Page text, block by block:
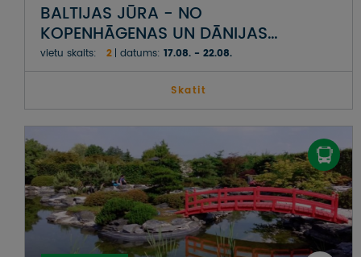
BALTIJAS JŪRA - NO
KOPENHĀGENAS UN DĀNIJAS
BALTAJĀM KLINTĪM LĪDZ VĀCIJAS
PIEKRASTES SALĀM UN
AUSTRUMPRŪSIJAI POLIJĀ
vietu skaits: 2 datums: 17.08. - 22.08.
Skatit